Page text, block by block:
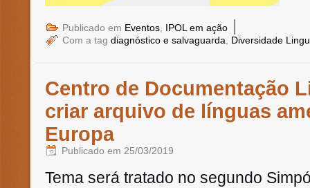
Publicado em Eventos IPOL em ação |
Com a tag diagnóstico e salvaguarda Diversidade
Centro de Documentação
criar arquivo de línguas
Europa
Publicado em 25/03/2019
Tema será tratado no segundo